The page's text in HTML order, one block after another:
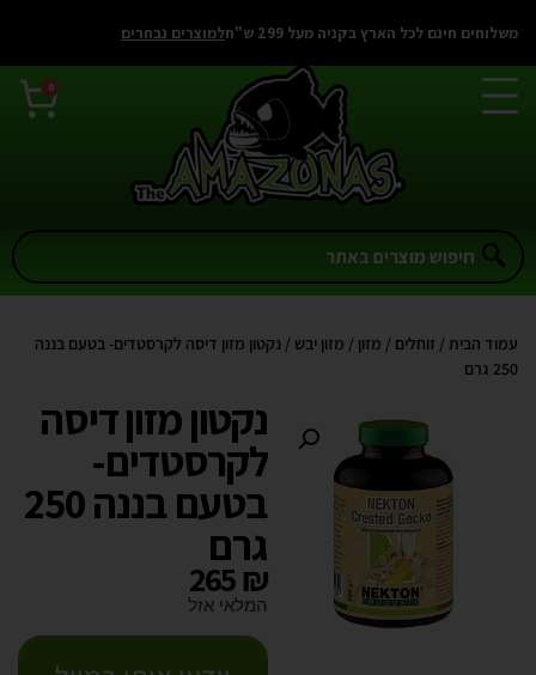
משלוחים חינם לכל הארץ בקניה מעל 299 ש"ח למוצרים נבחרים
0
עמוד הבית / זוחלים / מזון / מזון יבש / נקטון מזון דיסה לקרסטדים- בטעם בננה
250 גרם
נקטון מזון דיסה
לקרסטדים-
בטעם בננה 250
גרם
265₪
המלאי אזל